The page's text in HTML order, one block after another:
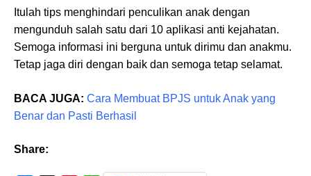
Itulah tips menghindari penculikan anak dengan
mengunduh salah satu dari 10 aplikasi anti kejahatan.
Semoga informasi ini berguna untuk dirimu dan anakmu.
Tetap jaga diri dengan baik dan semoga tetap selamat.
BACA JUGA: Cara Membuat BPJS untuk Anak yang
Benar dan Pasti Berhasil
Share: